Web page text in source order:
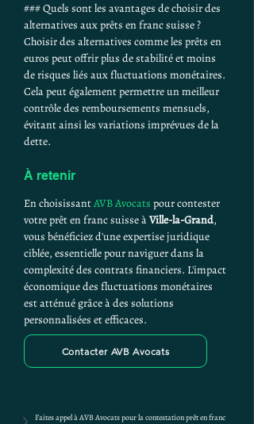
### Quels sont les avantages de choisir des
alternatives aux prêts en franc suisse ?
Choisir des alternatives comme les prêts en
euros peut offrir plus de stabilité et moins
de risques liés aux fluctuations monétaires.
Cela peut également permettre un meilleur
contrôle des remboursements mensuels,
évitant ainsi les variations imprévues de la
dette.
À retenir
En choisissant AVB Avocats pour contester
votre prêt en franc suisse à Ville-la-Grand,
vous bénéficiez d'une expertise juridique
ciblée, essentielle pour naviguer dans la
complexité des contrats financiers. L'impact
économique des fluctuations monétaires
est atténué grâce à des solutions
personnalisées et efficaces.
Contacter AVB Avocats
Faites appel à AVB Avocats pour la contestation prêt en franc